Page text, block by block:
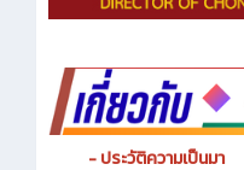
- ประวัติความเป็นมา